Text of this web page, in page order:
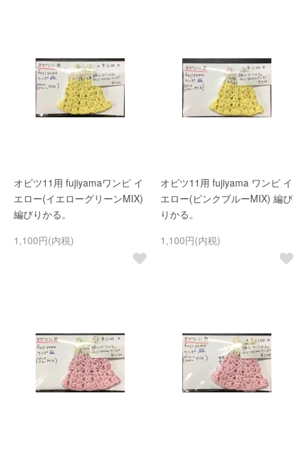
オビツ11用 fujiyamaワンピ イ
エロー(イエローグリーンMIX)
編びりかる。
1,100円(内税)
オビツ11用 fujiyama ワンピ イ
エロー(ピンクブルーMIX) 編び
りかる。
1,100円(内税)